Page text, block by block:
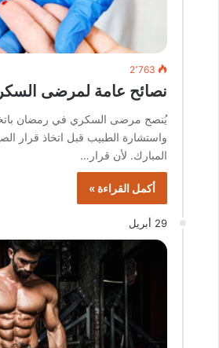
2٬763
نصائح عامة لمرضى
يُنصح مرضى السكري في رمضان باتخاذ
واستشارة الطبيب قبل اتخاذ قرار
المبارك. لأن قرار…
أكمل القراءة »
29 أبريل